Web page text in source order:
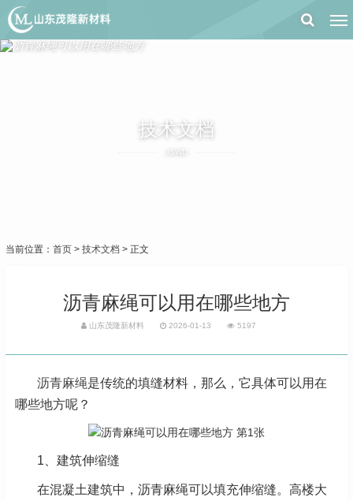
技术文档
JSWD
当前位置： 首页 > 技术文档 > 正文
沥青麻绳可以用在哪些地方
山东茂隆新材料 2026-01-13 5197
沥青麻绳是传统的填缝材料，那么，它具体可以用在
哪些地方呢？
1、建筑伸缩缝
在混凝土建筑中，沥青麻绳可以填充伸缩缝。高楼大